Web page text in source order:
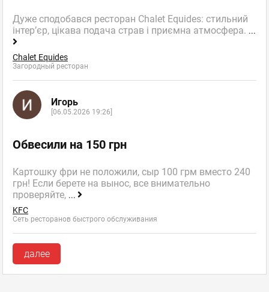
Дуже сподобався ресторан Chalet Equides: стильний
інтер’єр, цікава подача страв і приємна атмосфера. ...
Chalet Equides
Загородный ресторан
Игорь
[06.05.2026 19:26]
Обвесили на 150 грн
Картошку фри не положили, сыр 100 грм вместо 240
грн! Если берете на вынос, все внимательно
проверяйте, ...
KFC
Сеть ресторанов быстрого обслуживания
далее